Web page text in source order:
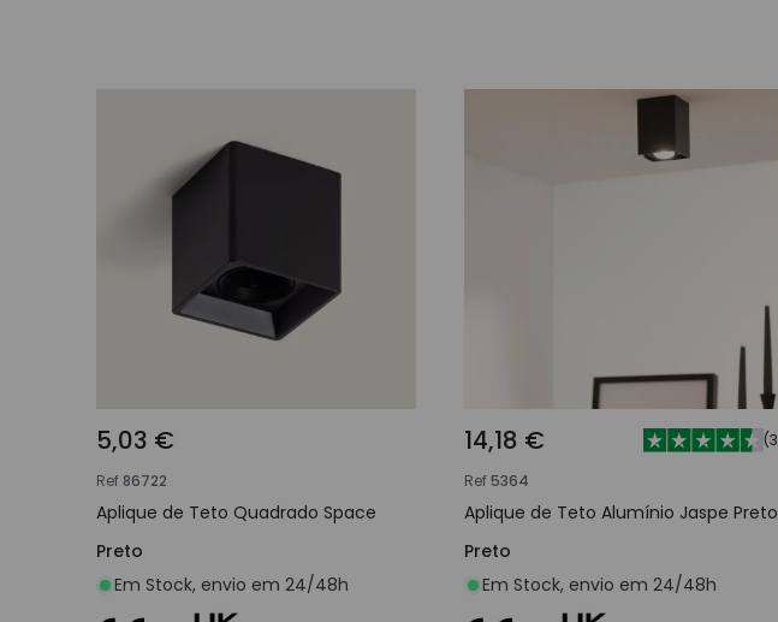
5,03 €
Ref 86722
Aplique de Teto Quadrado Space
Preto
Em Stock, envio em 24/48h
14,18 € (3
Ref5364
Aplique de Teto Alumínio Jaspe Preto
Preto
Em Stock, envio em 24/48h